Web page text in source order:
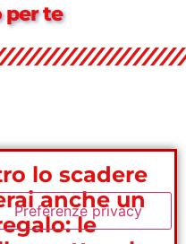
per te
lo scadere
anche un
le